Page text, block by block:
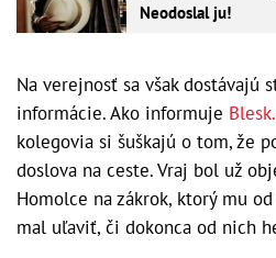
Neodoslal ju!
Na verejnosť sa však dostávajú
informácie. Ako informuje
kolegovia si šuškajú o tom, že
doslova na ceste. Vraj bol už
Homolce na zákrok, ktorý mu
mal uľaviť, či dokonca od nich